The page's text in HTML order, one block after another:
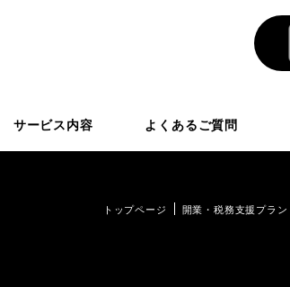
サービス内容 よくあるご質問
トップページ 開業・税務支援プラン